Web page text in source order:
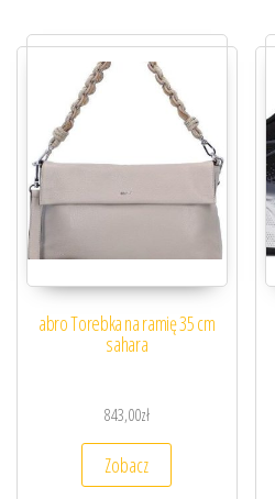
abro Torebka na ramię 35 cm
sahara
843,00zł
Zobacz